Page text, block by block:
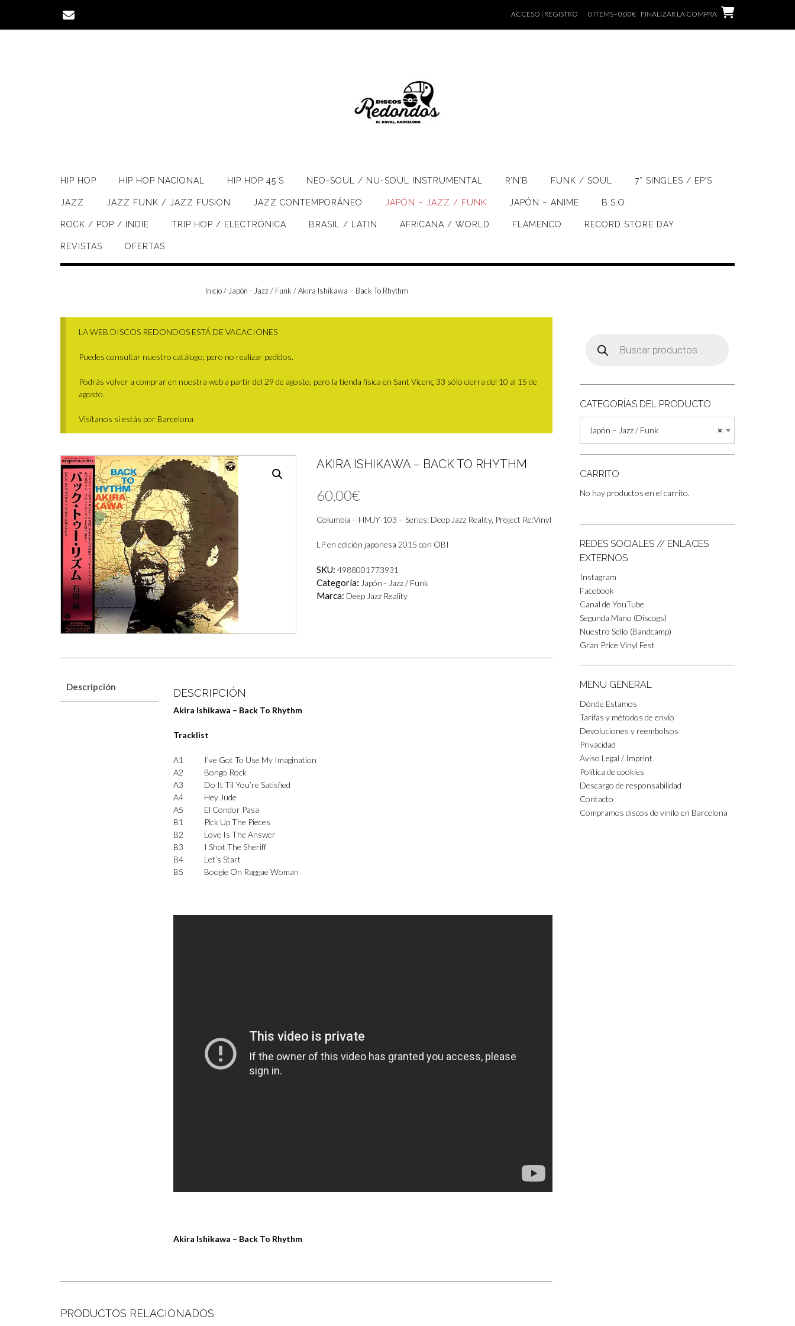
contenido
ACCESO | REGISTRO 0 ITEMS - 0,00€ FINALIZAR LA COMPRA
HIP HOP HIP HOP NACIONAL HIP HOP 45’S NEO-SOUL / NU-SOUL INSTRUMENTAL R’N’B FUNK / SOUL 7″ SINGLES / EP’S
JAZZ JAZZ FUNK / JAZZ FUSION JAZZ CONTEMPORÁNEO JAPÓN – JAZZ / FUNK JAPÓN – ANIME B.S.O.
ROCK / POP / INDIE TRIP HOP / ELECTRÓNICA BRASIL / LATIN AFRICANA / WORLD FLAMENCO RECORD STORE DAY
REVISTAS OFERTAS
Inicio/ Japón - Jazz / Funk / Akira Ishikawa – Back To Rhythm
LA WEB DISCOS REDONDOS ESTÁ DE VACACIONES
Puedes consultar nuestro catálogo, pero no realizar pedidos.
Podrás volver a comprar en nuestra web a partir del 29 de agosto, pero la tienda física en Sant Vicenç 33 sólo cierra del 10 al 15 de
agosto.
Visítanos si estás por Barcelona
AKIRA ISHIKAWA – BACK TO RHYTHM
60,00€
Columbia – HMJY-103 – Series: Deep Jazz Reality, Project Re:Vinyl
LP en edición japonesa 2015 con OBI
SKU: 4988001773931
Categoría: Japón - Jazz / Funk
Marca: Deep Jazz Reality
Descripción DESCRIPCIÓN
Akira Ishikawa – Back To Rhythm
Tracklist
A1
I’ve Got To Use My Imagination
A2
Bongo Rock
A3
Do It Til You’re Satisfied
A4
Hey Jude
A5
El Condor Pasa
B1
Pick Up The Pieces
B2
Love Is The Answer
B3
I Shot The Sheriff
B4
Let’s Start
B5
Boogie On Raggae Woman
Akira Ishikawa – Back To Rhythm
PRODUCTOS RELACIONADOS
productos
CATEGORÍAS DEL PRODUCTO
×
Japón – Jazz / Funk
CARRITO
No hay productos en el carrito.
REDES SOCIALES // ENLACES
EXTERNOS
Instagram
Facebook
Canal de YouTube
Segunda Mano (Discogs)
Nuestro Sello (Bandcamp)
Gran Price Vinyl Fest
MENU GENERAL
Dónde Estamos
Tarifas y métodos de envío
Devoluciones y reembolsos
Privacidad
Aviso Legal / Imprint
Política de cookies
Descargo de responsabilidad
Contacto
Compramos discos de vinilo en Barcelona